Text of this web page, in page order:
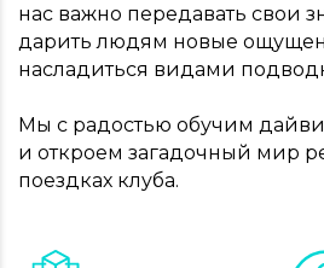
нас важно передавать свои
дарить людям новые
насладиться видами
Мы с радостью обучим
и откроем загадочный мир
поездках клуба.